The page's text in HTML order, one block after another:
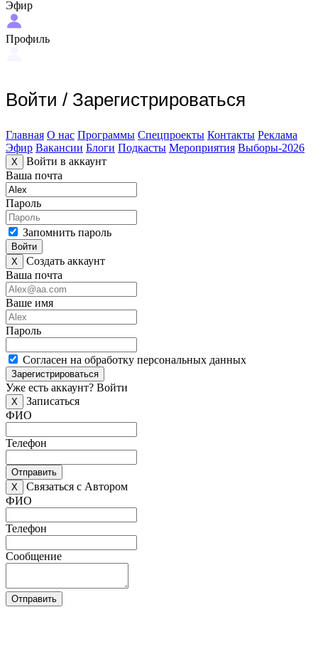
Эфир
Профиль
Войти / Зарегистрироваться
Главная О нас Программы Спецпроекты Контакты Реклама
Эфир Вакансии Блоги Подкасты Мероприятия Выборы-2026
X
Войти в аккаунт
Ваша почта
Пароль
Запомнить пароль
Войти
X
Создать аккаунт
Ваша почта
Ваше имя
Пароль
Согласен на обработку персональных данных
Зарегистрироваться
Уже есть аккаунт? Войти
X
Записаться
ФИО
Телефон
Отправить
X
Связаться с Автором
ФИО
Телефон
Сообщение
Отправить